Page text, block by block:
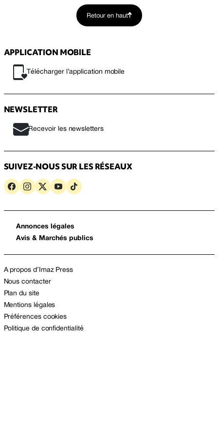
Retour en haut
APPLICATION MOBILE
Télécharger l’application mobile
NEWSLETTER
Recevoir les newsletters
SUIVEZ-NOUS SUR LES RÉSEAUX
Annonces légales
Avis & Marchés publics
A propos d’Imaz Press
Nous contacter
Plan du site
Mentions légales
Préférences cookies
Politique de confidentialité